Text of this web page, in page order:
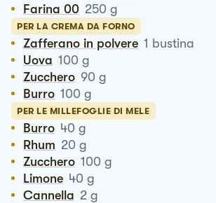
Farina 00 250 g
PER LA CREMA DA FORNO
Zafferano in polvere 1 bustina
Uova 100 g
Zucchero 90 g
Burro 100 g
PER LE MILLEFOGLIE DI MELE
Burro 40 g
Rhum 20 g
Zucchero 100 g
Limone 40 g
Cannella 2 g